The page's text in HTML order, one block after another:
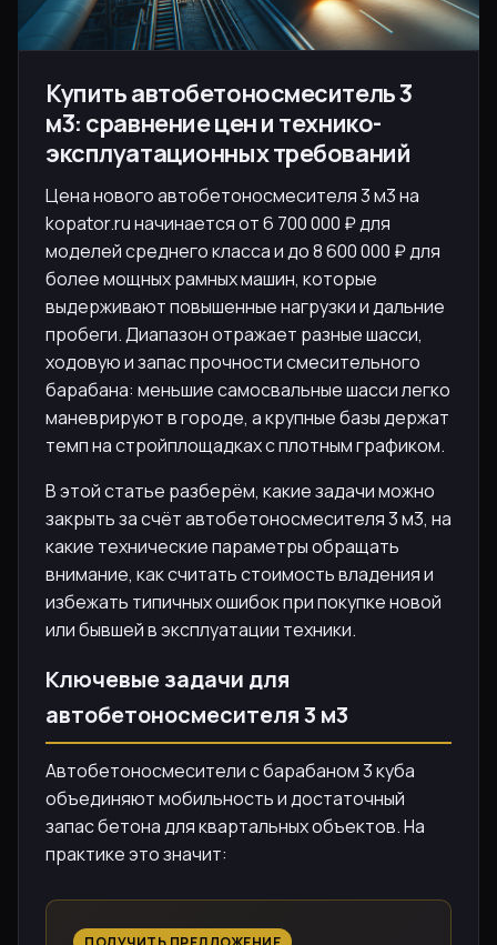
Купить автобетоносмеситель 3
м3: сравнение цен и технико-
эксплуатационных требований
Цена нового автобетоносмесителя 3 м3 на
kopator.ru начинается от 6 700 000 ₽ для
моделей среднего класса и до 8 600 000 ₽ для
более мощных рамных машин, которые
выдерживают повышенные нагрузки и дальние
пробеги. Диапазон отражает разные шасси,
ходовую и запас прочности смесительного
барабана: меньшие самосвальные шасси легко
маневрируют в городе, а крупные базы держат
темп на стройплощадках с плотным графиком.
В этой статье разберём, какие задачи можно
закрыть за счёт автобетоносмесителя 3 м3, на
какие технические параметры обращать
внимание, как считать стоимость владения и
избежать типичных ошибок при покупке новой
или бывшей в эксплуатации техники.
Ключевые задачи для
автобетоносмесителя 3 м3
Автобетоносмесители с барабаном 3 куба
объединяют мобильность и достаточный
запас бетона для квартальных объектов. На
практике это значит: